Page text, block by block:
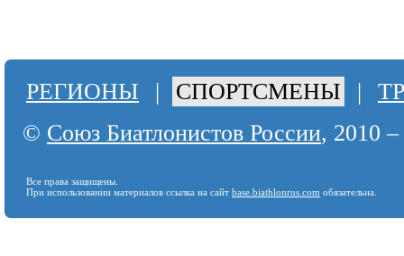
РЕГИОНЫ | СПОРТСМЕНЫ |
© Союз Биатлонистов России, 2010
Все права защищены.
При использовании материалов ссылка на сайт base.biathlonrus.com обязательна.